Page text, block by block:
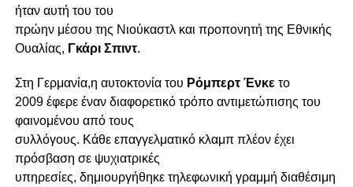
ήταν αυτή του του
πρώην μέσου της Νιούκαστλ και προπονητή της Εθνικής
Ουαλίας, Γκάρι Σπιντ.
Στη Γερμανία,η αυτοκτονία του Ρόμπερτ Ένκε το
2009 έφερε έναν διαφορετικό τρόπο αντιμετώπισης του
φαινομένου από τους
συλλόγους. Κάθε επαγγελματικό κλαμπ πλέον έχει
πρόσβαση σε ψυχιατρικές
υπηρεσίες, δημιουργήθηκε τηλεφωνική γραμμή διαθέσιμη